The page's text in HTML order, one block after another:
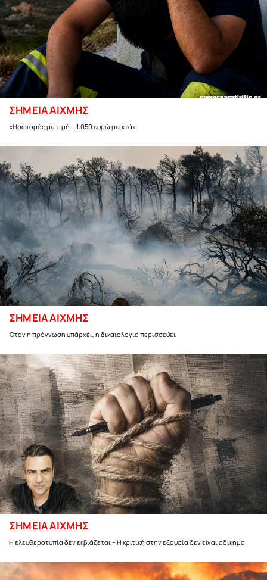
ΣΗΜΕΙΑ ΑΙΧΜΗΣ
«Ηρωισμός με τιμή... 1.050 ευρώ μεικτά»
ΣΗΜΕΙΑ ΑΙΧΜΗΣ
Όταν η πρόγνωση υπάρχει, η δικαιολογία περισσεύει
ΣΗΜΕΙΑ ΑΙΧΜΗΣ
Η ελευθεροτυπία δεν εκβιάζεται – Η κριτική στην εξουσία δεν είναι αδίκημα